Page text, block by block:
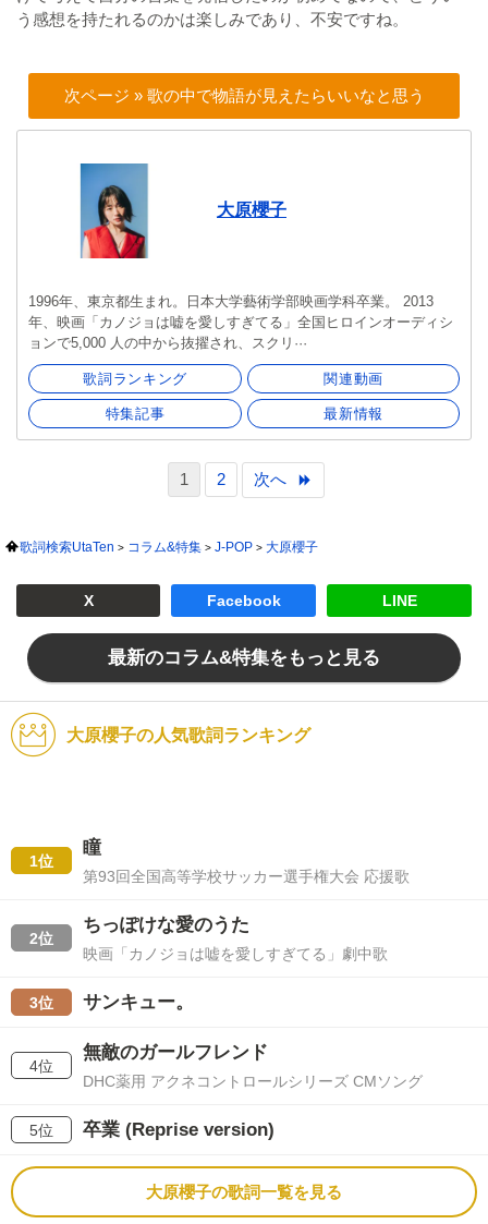
う感想を持たれるのかは楽しみであり、不安ですね。
次ページ » 歌の中で物語が見えたらいいなと思う
大原櫻子
1996年、東京都生まれ。日本大学藝術学部映画学科卒業。 2013
年、映画「カノジョは嘘を愛しすぎてる」全国ヒロインオーディシ
ョンで5,000 人の中から抜擢され、スクリ···
歌詞ランキング 関連動画
特集記事 最新情報
1 2 次へ
歌詞検索UtaTen コラム&特集 J-POP 大原櫻子
X Facebook LINE
最新のコラム&特集をもっと見る
大原櫻子の人気歌詞ランキング
1位
瞳
第93回全国高等学校サッカー選手権大会 応援歌
2位
ちっぽけな愛のうた
映画「カノジョは嘘を愛しすぎてる」劇中歌
3位 サンキュー。
4位
無敵のガールフレンド
DHC薬用 アクネコントロールシリーズ CMソング
5位 卒業 (Reprise version)
大原櫻子の歌詞一覧を見る